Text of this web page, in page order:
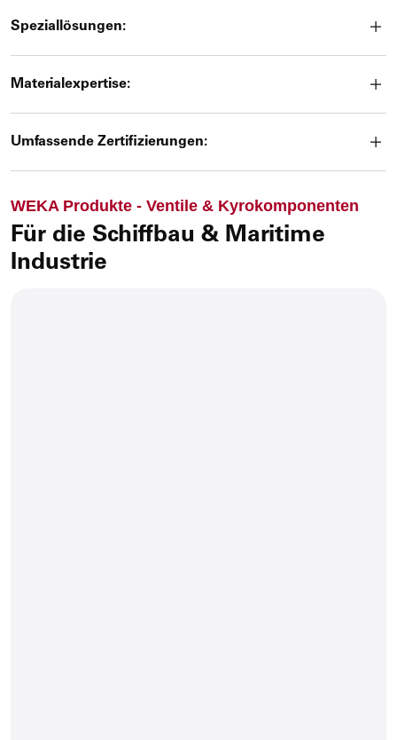
Speziallösungen:
Materialexpertise:
Umfassende Zertifizierungen:
Für die Schiffbau & Maritime
Industrie
WEKA Produkte - Ventile & Kyrokomponenten